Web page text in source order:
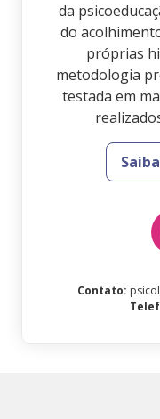
da
do
próprias
metodologia
testada em
Contato: